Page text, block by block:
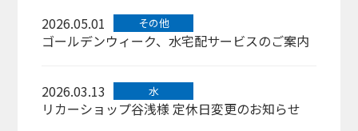
2026.05.01 その他
ゴールデンウィーク、水宅配サービスのご案内
2026.03.13 水
リカーショップ谷浅様 定休日変更のお知らせ